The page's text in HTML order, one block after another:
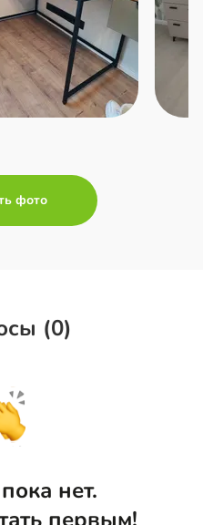
фото
(0)
нет.